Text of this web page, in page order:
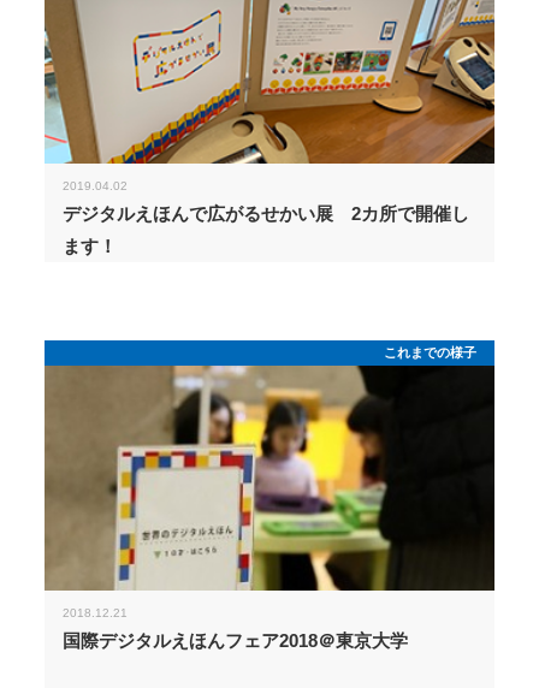
2019.04.02
デジタルえほんで広がるせかい展 2カ所で開催し
ます！
これまでの様子
2018.12.21
国際デジタルえほんフェア2018＠東京大学